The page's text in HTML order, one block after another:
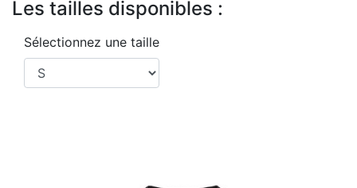
Les tailles disponibles :
Sélectionnez une taille